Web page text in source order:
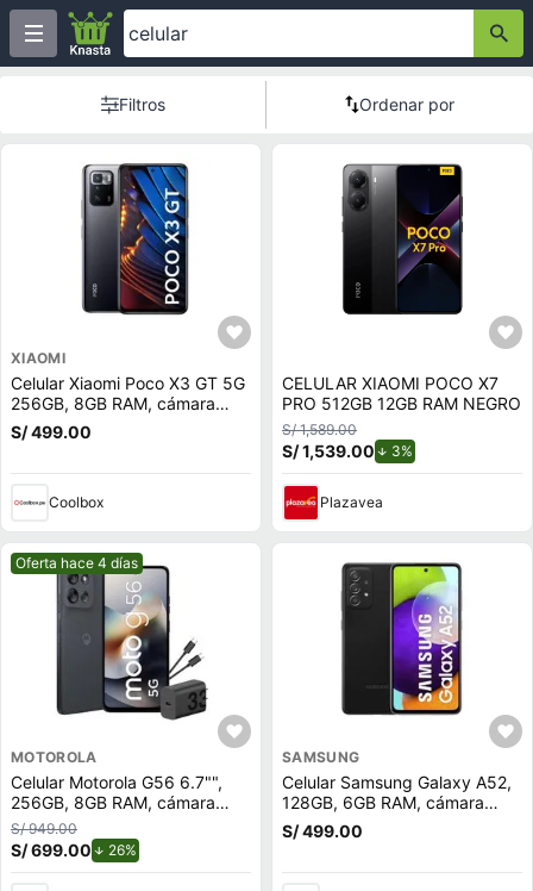
Filtros Ordenar por
XIAOMI
Celular Xiaomi Poco X3 GT 5G
256GB, 8GB RAM, cámara
trasera 64MP y frontal 16MP,
6.6"", negro
S/ 499.00
Coolbox
CELULAR XIAOMI POCO X7
PRO 512GB 12GB RAM NEGRO
S/ 1,589.00
S/ 1,539.00 3%
Plazavea
Mejor precio.
Oferta hace 4 días
MOTOROLA
Celular Motorola G56 6.7"",
256GB, 8GB RAM, cámara
trasera 50MP y frontal 32MP,
azul marino
S/ 949.00
S/ 699.00 26%
SAMSUNG
Celular Samsung Galaxy A52,
128GB, 6GB RAM, cámara
trasera 64MP y frontal 32MP,
6.5"", Snapdragon, negro
S/ 499.00